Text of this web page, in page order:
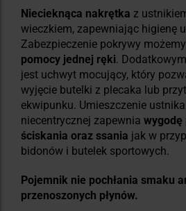
Niecieknąca nakrętka z
wieczkiem, zapewniając higienę
Zabezpieczenie pokrywy możemy
pomocy jednej ręki.
jest uchwyt mocujący, który
wyjęcie butelki z plecaka lub
ekwipunku. Umieszczenie
niecentrycznej zapewnia wygodę
ściskania oraz ssania jak w
bidonów i butelek sportowych.
Pojemnik nie pochłania smaku
przenoszonych płynów.